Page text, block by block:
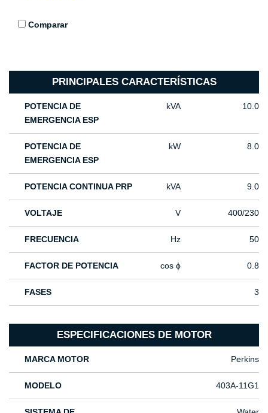
Comparar
PRINCIPALES CARACTERÍSTICAS
POTENCIA DE
EMERGENCIA ESP
kVA 10.0
POTENCIA DE
EMERGENCIA ESP
kW 8.0
POTENCIA CONTINUA PRP kVA 9.0
VOLTAJE V 400/230
FRECUENCIA Hz 50
FACTOR DE POTENCIA cos ϕ 0.8
FASES 3
ESPECIFICACIONES DE MOTOR
MARCA MOTOR Perkins
MODELO 403A-11G1